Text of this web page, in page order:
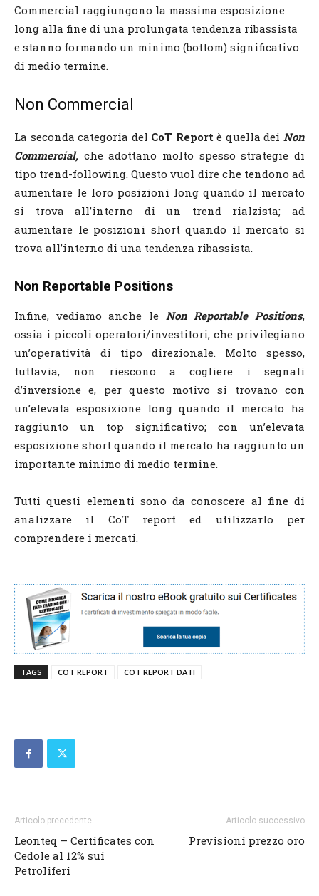
Commercial raggiungono la massima esposizione
long alla fine di una prolungata tendenza ribassista
e stanno formando un minimo (bottom) significativo
di medio termine.
Non Commercial
La seconda categoria del CoT Report è quella dei Non
Commercial, che adottano molto spesso strategie di
tipo trend-following. Questo vuol dire che tendono ad
aumentare le loro posizioni long quando il mercato
si trova all’interno di un trend rialzista; ad
aumentare le posizioni short quando il mercato si
trova all’interno di una tendenza ribassista.
Non Reportable Positions
Infine, vediamo anche le Non Reportable Positions,
ossia i piccoli operatori/investitori, che privilegiano
un’operatività di tipo direzionale. Molto spesso,
tuttavia, non riescono a cogliere i segnali
d’inversione e, per questo motivo si trovano con
un’elevata esposizione long quando il mercato ha
raggiunto un top significativo; con un’elevata
esposizione short quando il mercato ha raggiunto un
importante minimo di medio termine.
Tutti questi elementi sono da conoscere al fine di
analizzare il CoT report ed utilizzarlo per
comprendere i mercati.
TAGS COT REPORT COT REPORT DATI
Articolo precedente
Leonteq – Certificates con
Cedole al 12% sui
Petroliferi
Articolo successivo
Previsioni prezzo oro